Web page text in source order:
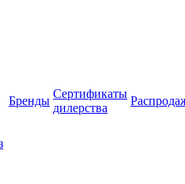
Бренды
Сертификаты
дилерства